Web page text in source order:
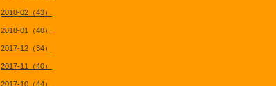
2018-02（43）
2018-01（40）
2017-12（34）
2017-11（40）
2017-10（44）